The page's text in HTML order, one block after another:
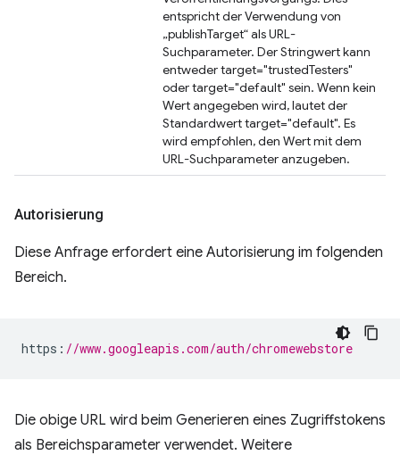
entspricht der Verwendung von
„publishTarget“ als URL-
Suchparameter. Der Stringwert kann
entweder target="trustedTesters"
oder target="default" sein. Wenn kein
Wert angegeben wird, lautet der
Standardwert target="default". Es
wird empfohlen, den Wert mit dem
URL-Suchparameter anzugeben.
Autorisierung
Diese Anfrage erfordert eine Autorisierung im folgenden
Bereich.
https : //www.googleapis.com/auth/chromewebstore
Die obige URL wird beim Generieren eines Zugriffstokens
als Bereichsparameter verwendet. Weitere